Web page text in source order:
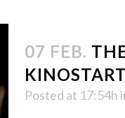
07 FEB.
Posted at 17:54h